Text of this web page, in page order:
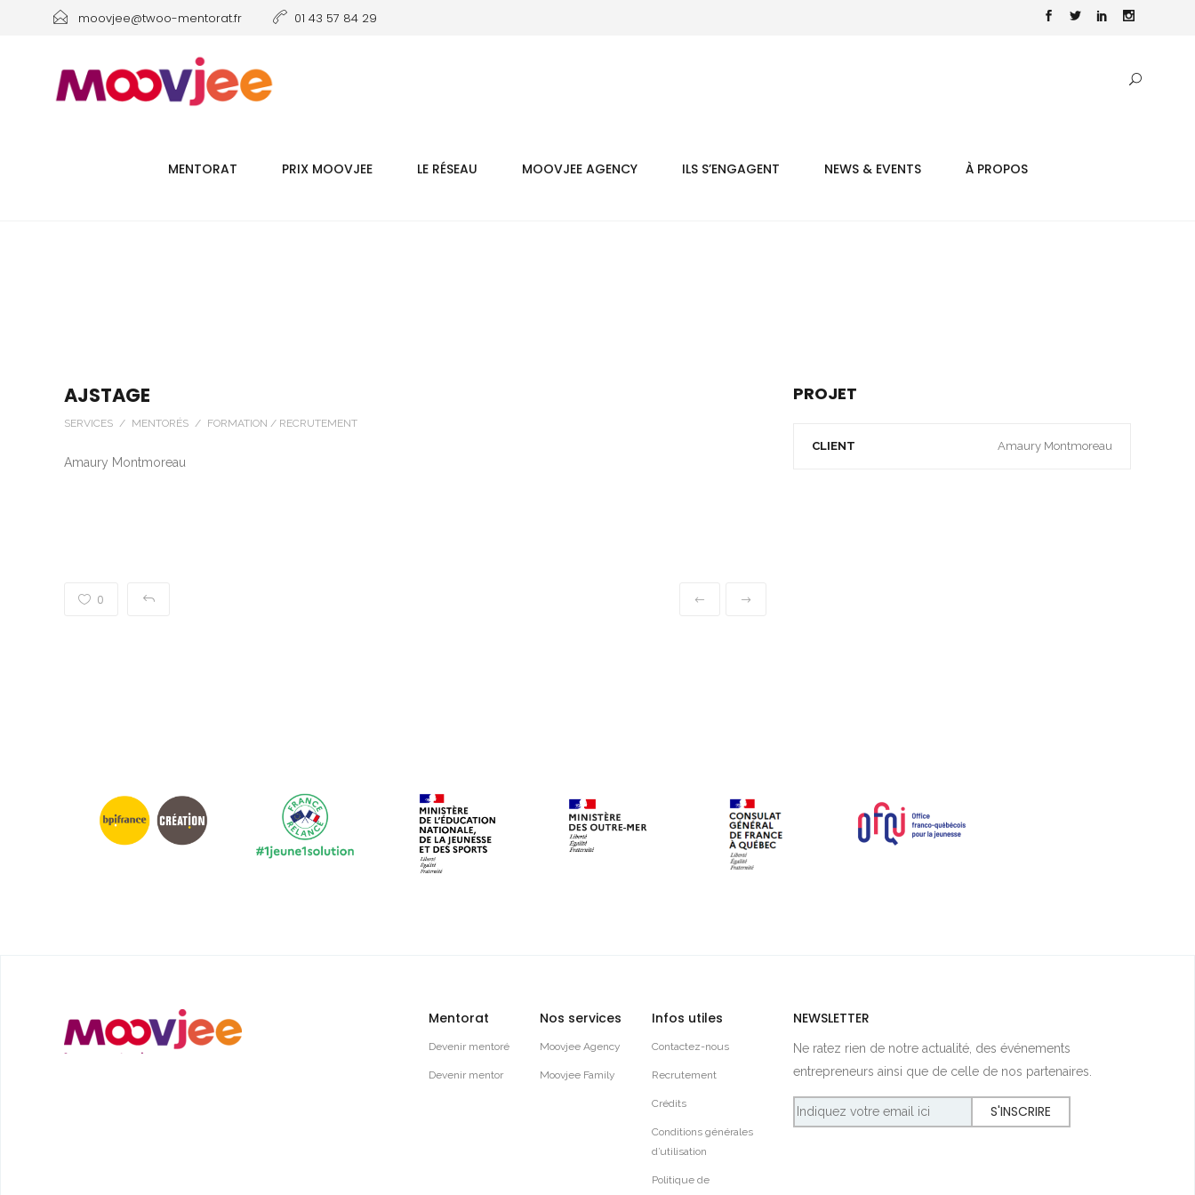
moovjee@twoo-mentorat.fr 01 43 57 84 29
MENTORAT PRIX MOOVJEE LE RÉSEAU MOOVJEE AGENCY ILS S’ENGAGENT NEWS & EVENTS À PROPOS
AJSTAGE
SERVICES / MENTORÉS / FORMATION / RECRUTEMENT
Amaury Montmoreau
0
PROJET
CLIENT Amaury Montmoreau
Mentorat
Devenir mentoré
Devenir mentor
Nos services
Moovjee Agency
Moovjee Family
Infos utiles
Contactez-nous
Recrutement
Crédits
Conditions générales
d’utilisation
Politique de
NEWSLETTER
Ne ratez rien de notre actualité, des événements
entrepreneurs ainsi que de celle de nos partenaires.